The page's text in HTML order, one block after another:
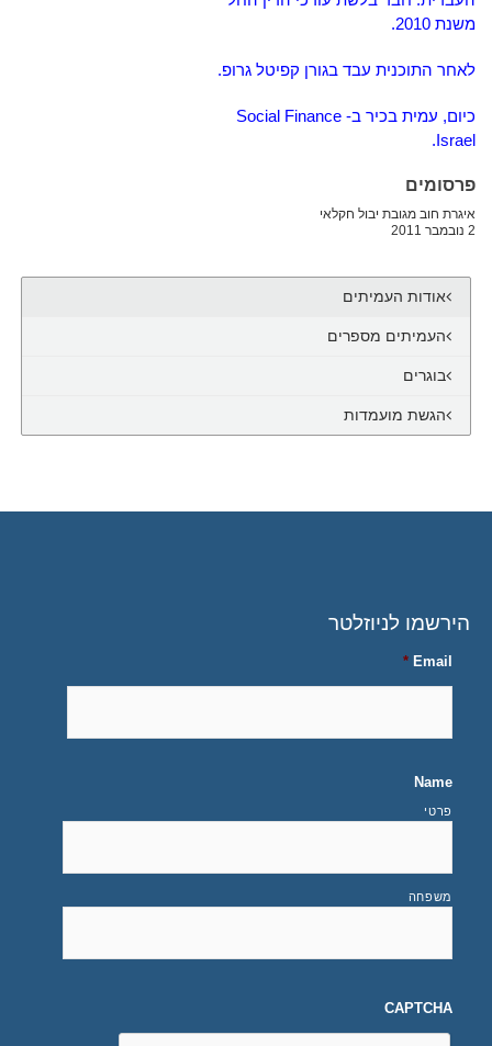
משנת 2010.
לאחר התוכנית עבד בגורן קפיטל גרופ.
כיום, עמית בכיר ב- Social Finance
Israel.
פרסומים
איגרת חוב מגובת יבול חקלאי
2 נובמבר 2011
אודות העמיתים
העמיתים מספרים
בוגרים
הגשת מועמדות
הירשמו לניוזלטר
Email
*
Name
פרטי
משפחה
CAPTCHA